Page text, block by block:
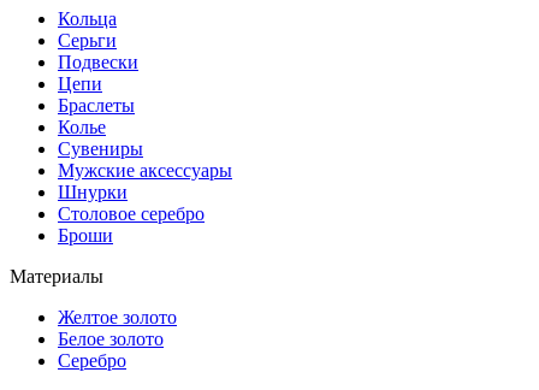
Кольца
Серьги
Подвески
Цепи
Браслеты
Колье
Сувениры
Мужские аксессуары
Шнурки
Столовое серебро
Броши
Материалы
Желтое золото
Белое золото
Серебро